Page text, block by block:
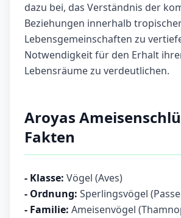
dazu bei, das Verständnis der
Beziehungen innerhalb
Lebensgemeinschaften zu
Notwendigkeit für den Erhalt
Lebensräume zu verdeutlichen.
Aroyas
Fakten
- Klasse: Vögel (Aves)
- Ordnung: Sperlingsvögel
- Familie: Ameisenvögel